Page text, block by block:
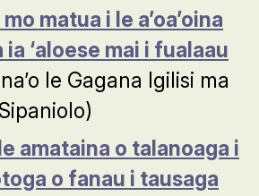
mo matua i le a’oa’oina
‘aloese mai i fualaau
le Gagana Igilisi ma
amataina o talanoaga i
o fanau i tausaga